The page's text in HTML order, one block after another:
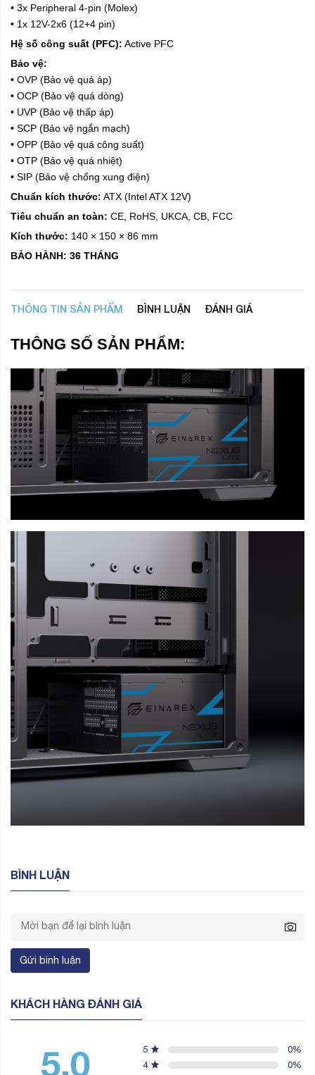
• 3x Peripheral 4-pin (Molex)
• 1x 12V-2x6 (12+4 pin)
Hệ số công suất (PFC): Active PFC
Bảo vệ:
• OVP (Bảo vệ quá áp)
• OCP (Bảo vệ quá dòng)
• UVP (Bảo vệ thấp áp)
• SCP (Bảo vệ ngắn mạch)
• OPP (Bảo vệ quá công suất)
• OTP (Bảo vệ quá nhiệt)
• SIP (Bảo vệ chống xung điện)
Chuẩn kích thước: ATX (Intel ATX 12V)
Tiêu chuẩn an toàn: CE, RoHS, UKCA, CB, FCC
Kích thước: 140 × 150 × 86 mm
BẢO HÀNH: 36 THÁNG
THÔNG TIN SẢN PHẨM BÌNH LUẬN ĐÁNH GIÁ
THÔNG SỐ SẢN PHẨM:
BÌNH LUẬN
Gửi bình luận
KHÁCH HÀNG ĐÁNH GIÁ
5.0 5 0%
4
0%